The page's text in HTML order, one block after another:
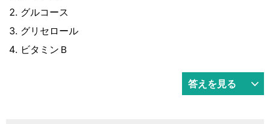
グルコース
グリセロール
ビタミンＢ
答えを見る